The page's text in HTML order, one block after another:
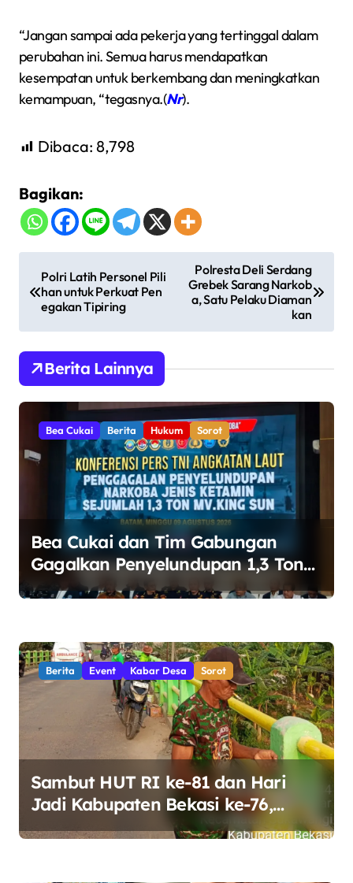
“Jangan sampai ada pekerja yang tertinggal dalam
perubahan ini. Semua harus mendapatkan
kesempatan untuk berkembang dan meningkatkan
kemampuan, “tegasnya.(Nr).
Dibaca: 8,798
Bagikan:
a
a
s
Polri Latih Personel Pili
han untuk Perkuat Pen
egakan Tipiring
Polresta Deli Serdang
Grebek Sarang Narkob
a, Satu Pelaku Diaman
kan
Berita Lainnya
Bea Cukai Berita Hukum Sorot
Bea Cukai dan Tim Gabungan
Gagalkan Penyelundupan 1,3 Ton
Ketamin di Perairan Bintan
Berita Event Kabar Desa Sorot
Sambut HUT RI ke-81 dan Hari
Jadi Kabupaten Bekasi ke-76,
Pemdes Muara bakti Gotong